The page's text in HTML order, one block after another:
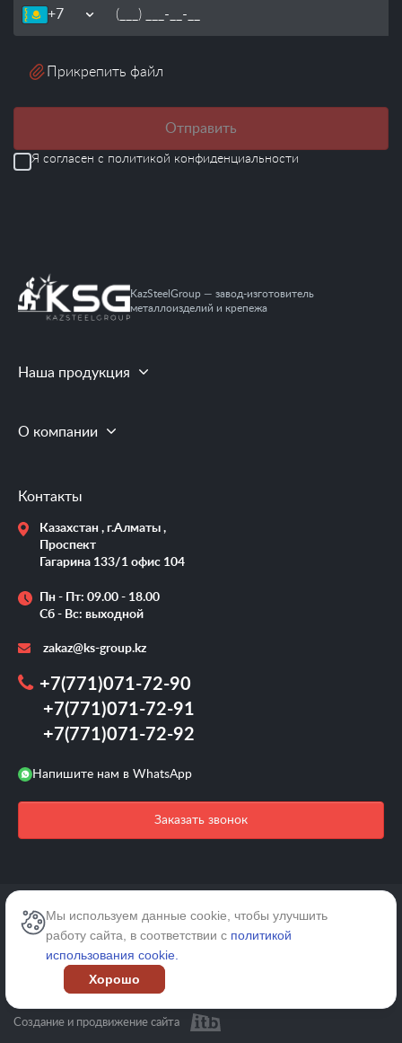
Прикрепить файл
Отправить
Я согласен с политикой конфиденциальности
Мы используем данные cookie, чтобы улучшить
работу сайта, в соответствии с политикой
использования cookie.
Хорошо
KazSteelGroup — завод-изготовитель
металлоизделий и крепежа
Наша продукция
О компании
Контакты
Казахстан , г.Алматы ,
Проспект
Гагарина 133/1 офис 104
Пн - Пт: 09.00 - 18.00
Сб - Вс: выходной
zakaz@ks-group.kz
+7(771)071-72-90
+7(771)071-72-91
+7(771)071-72-92
Напишите нам в WhatsApp
Заказать звонок
2026 © /Все права защищены.
Карта сайта
Политика конфиденциальности
Создание и продвижение сайта